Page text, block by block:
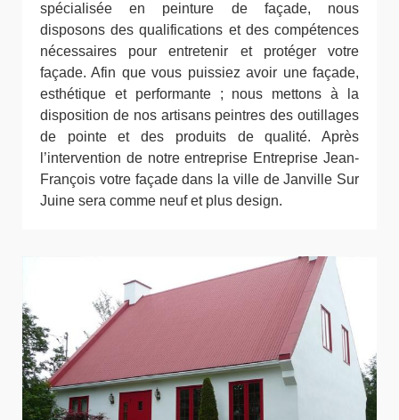
spécialisée en peinture de façade, nous
disposons des qualifications et des compétences
nécessaires pour entretenir et protéger votre
façade. Afin que vous puissiez avoir une façade,
esthétique et performante ; nous mettons à la
disposition de nos artisans peintres des outillages
de pointe et des produits de qualité. Après
l’intervention de notre entreprise Entreprise Jean-
François votre façade dans la ville de Janville Sur
Juine sera comme neuf et plus design.